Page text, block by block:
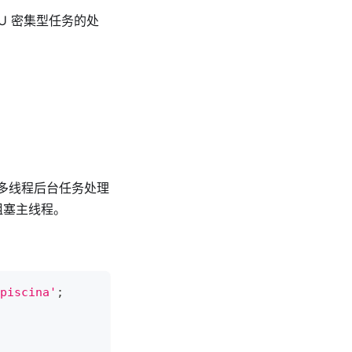
密集型任务的处
线程后台任务处理
主线程。
piscina' ;